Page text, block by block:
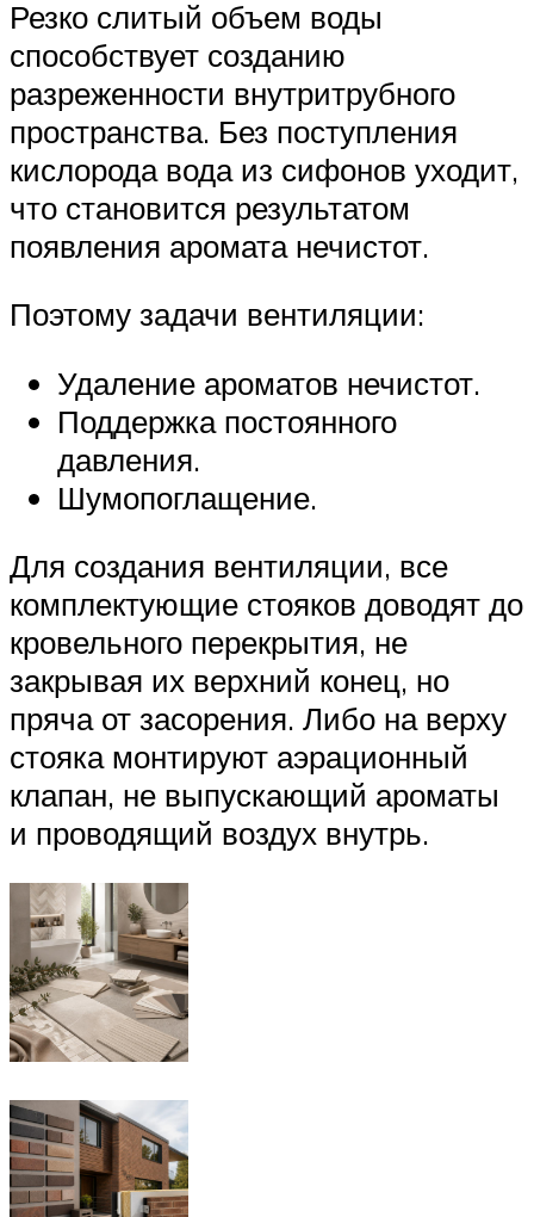
Резко слитый объем воды
способствует созданию
разреженности внутритрубного
пространства. Без поступления
кислорода вода из сифонов уходит,
что становится результатом
появления аромата нечистот.
Поэтому задачи вентиляции:
Удаление ароматов нечистот.
Поддержка постоянного
давления.
Шумопоглащение.
Для создания вентиляции, все
комплектующие стояков доводят до
кровельного перекрытия, не
закрывая их верхний конец, но
пряча от засорения. Либо на верху
стояка монтируют аэрационный
клапан, не выпускающий ароматы
и проводящий воздух внутрь.